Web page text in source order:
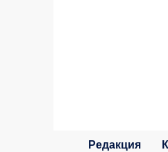
Редакция